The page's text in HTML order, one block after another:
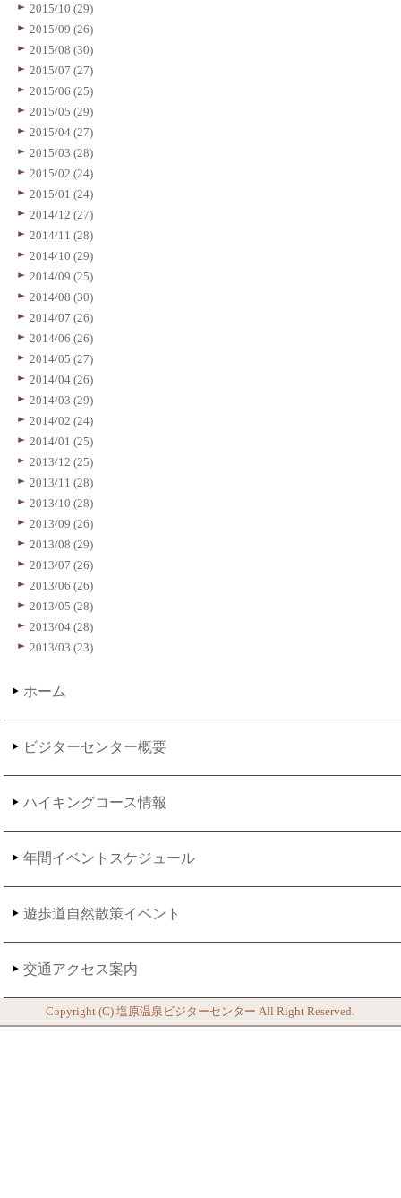
2015/10 (29)
2015/09 (26)
2015/08 (30)
2015/07 (27)
2015/06 (25)
2015/05 (29)
2015/04 (27)
2015/03 (28)
2015/02 (24)
2015/01 (24)
2014/12 (27)
2014/11 (28)
2014/10 (29)
2014/09 (25)
2014/08 (30)
2014/07 (26)
2014/06 (26)
2014/05 (27)
2014/04 (26)
2014/03 (29)
2014/02 (24)
2014/01 (25)
2013/12 (25)
2013/11 (28)
2013/10 (28)
2013/09 (26)
2013/08 (29)
2013/07 (26)
2013/06 (26)
2013/05 (28)
2013/04 (28)
2013/03 (23)
ホーム
ビジターセンター概要
ハイキングコース情報
年間イベントスケジュール
遊歩道自然散策イベント
交通アクセス案内
Copyright (C)塩原温泉ビジターセンター All Right Reserved.